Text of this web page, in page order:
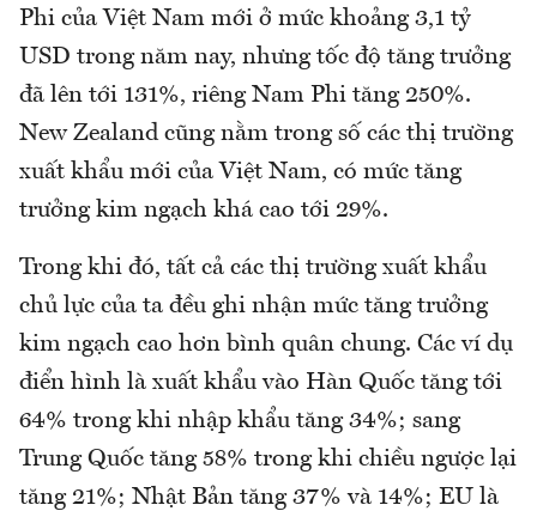
Phi của Việt Nam mới ở mức khoảng 3,1 tỷ
USD trong năm nay, nhưng tốc độ tăng trưởng
đã lên tới 131%, riêng Nam Phi tăng 250%.
New Zealand cũng nằm trong số các thị trường
xuất khẩu mới của Việt Nam, có mức tăng
trưởng kim ngạch khá cao tới 29%.
Trong khi đó, tất cả các thị trường xuất khẩu
chủ lực của ta đều ghi nhận mức tăng trưởng
kim ngạch cao hơn bình quân chung. Các ví dụ
điển hình là xuất khẩu vào Hàn Quốc tăng tới
64% trong khi nhập khẩu tăng 34%; sang
Trung Quốc tăng 58% trong khi chiều ngược lại
tăng 21%; Nhật Bản tăng 37% và 14%; EU là